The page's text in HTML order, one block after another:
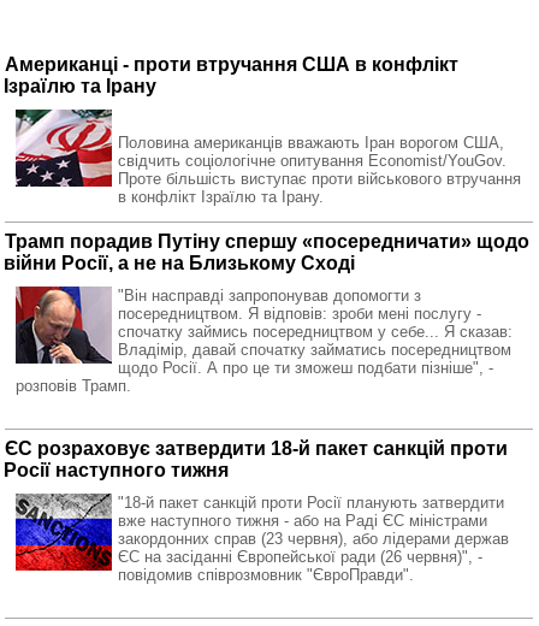
Американці - проти втручання США в конфлікт
Ізраїлю та Ірану
Половина американців вважають Іран ворогом США,
свідчить соціологічне опитування Economist/YouGov.
Проте більшість виступає проти військового втручання
в конфлікт Ізраїлю та Ірану.
Трамп порадив Путіну спершу «посередничати» щодо
війни Росії, а не на Близькому Сході
"Він насправді запропонував допомогти з
посередництвом. Я відповів: зроби мені послугу -
спочатку займись посередництвом у себе... Я сказав:
Владімір, давай спочатку займатись посередництвом
щодо Росії. А про це ти зможеш подбати пізніше", -
розповів Трамп.
ЄС розраховує затвердити 18-й пакет санкцій проти
Росії наступного тижня
"18-й пакет санкцій проти Росії планують затвердити
вже наступного тижня - або на Раді ЄС міністрами
закордонних справ (23 червня), або лідерами держав
ЄС на засіданні Європейської ради (26 червня)", -
повідомив співрозмовник "ЄвроПравди".